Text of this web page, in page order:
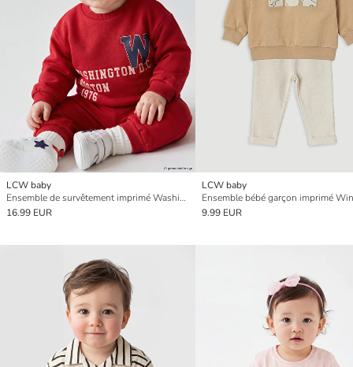
LCW baby
Ensemble de survêtement imprimé Washington pour bébés garçons
16.99 EUR
LCW baby
9.99 EUR